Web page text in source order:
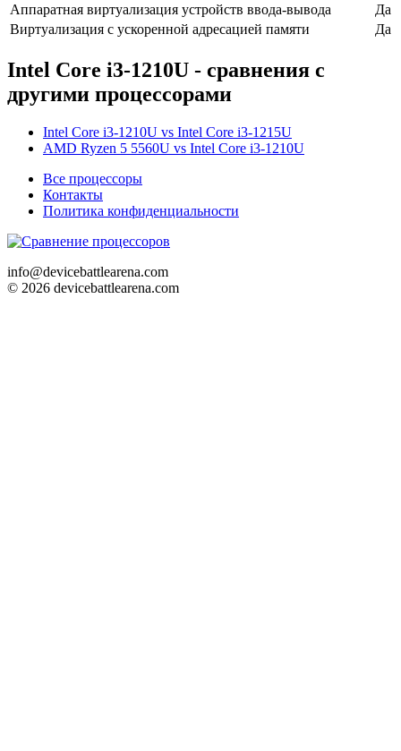
Аппаратная виртуализация устройств ввода-вывода
Да
Виртуализация с ускоренной адресацией памяти
Да
Intel Core i3-1210U - сравнения с
другими процессорами
Intel Core i3-1210U vs Intel Core i3-1215U
AMD Ryzen 5 5560U vs Intel Core i3-1210U
Все процессоры
Контакты
Политика конфиденциальности
info@devicebattlearena.com
© 2026 devicebattlearena.com